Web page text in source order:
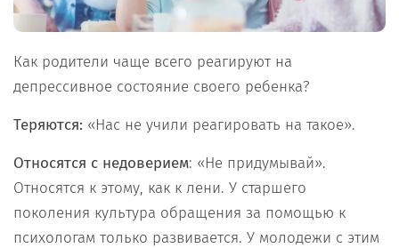
Как родители чаще всего реагируют на
депрессивное состояние своего ребенка?
Теряются: «Нас не учили реагировать на такое».
Относятся с недоверием: «Не придумывай».
Относятся к этому, как к лени. У старшего
поколения культура обращения за помощью к
психологам только развивается. У молодежи с этим